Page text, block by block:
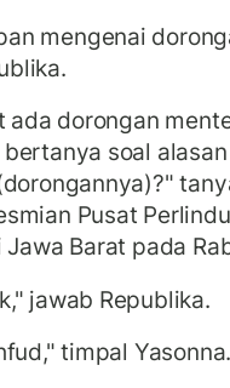
mengenai
dorongan
soal
Pusat
Barat pada
jawab Republika.
timpal Yasonna.